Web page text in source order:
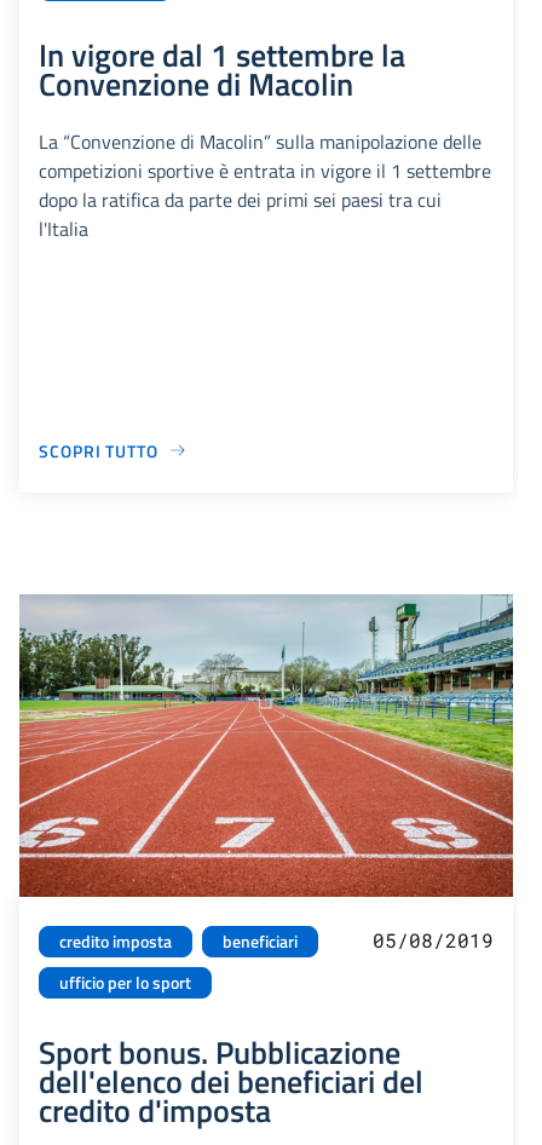
In vigore dal 1 settembre la
Convenzione di Macolin
La “Convenzione di Macolin” sulla manipolazione delle
competizioni sportive è entrata in vigore il 1 settembre
dopo la ratifica da parte dei primi sei paesi tra cui
l'Italia
SCOPRI TUTTO
credito imposta
beneficiari
ufficio per lo sport
05/08/2019
Sport bonus. Pubblicazione
dell'elenco dei beneficiari del
credito d'imposta